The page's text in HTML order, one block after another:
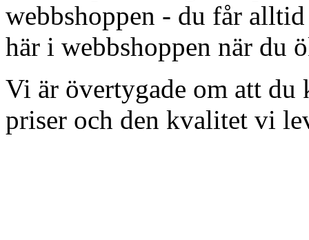
webbshoppen - du får
här i webbshoppen när du
Vi är övertygade om att du
priser och den kvalitet vi